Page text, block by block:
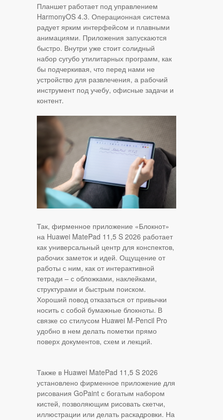
Планшет работает под управлением
HarmonyOS 4.3. Операционная система
радует ярким интерфейсом и плавными
анимациями. Приложения запускаются
быстро. Внутри уже стоит солидный
набор сугубо утилитарных программ, как
бы подчеркивая, что перед нами не
устройство для развлечения, а рабочий
инструмент под учебу, офисные задачи и
контент.
Так, фирменное приложение «Блокнот»
на Huawei MatePad 11,5 S 2026 работает
как универсальный центр для конспектов,
рабочих заметок и идей. Ощущение от
работы с ним, как от интерактивной
тетради – с обложками, наклейками,
структурами и быстрым поиском.
Хороший повод отказаться от привычки
носить с собой бумажные блокноты. В
связке со стилусом Huawei M‑Pencil Pro
удобно в нем делать пометки прямо
поверх документов, схем и лекций.
Также в Huawei MatePad 11,5 S 2026
установлено фирменное приложение для
рисования GoPaint с богатым набором
кистей, позволяющим рисовать скетчи,
иллюстрации или делать раскадровки. На